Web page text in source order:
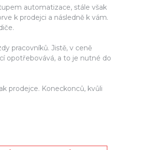
automatizace, stále však
k prodejci a následně k vám.
pracovníků. Jistě, v ceně
opotřebovává, a to je nutné do
prodejce. Koneckonců, kvůli